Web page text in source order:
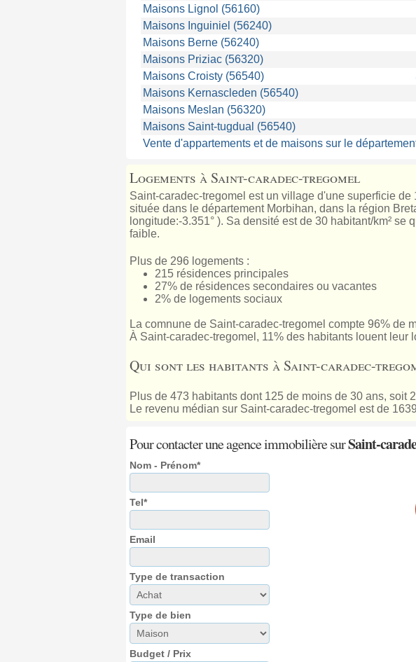
Maisons Lignol (56160)
Maisons Inguiniel (56240)
Maisons Berne (56240)
Maisons Priziac (56320)
Maisons Croisty (56540)
Maisons Kernascleden (56540)
Maisons Meslan (56320)
Maisons Saint-tugdual (56540)
Vente d'appartements et de maisons sur le
Logements à Saint-caradec-tregomel
Saint-caradec-tregomel est un village d'une superficie de
située dans le département Morbihan, dans la région
longitude:-3.351° ). Sa densité est de 30 habitant/km² se
faible.
Plus de 296 logements :
215 résidences principales
27% de résidences secondaires ou vacantes
2% de logements sociaux
La comnune de Saint-caradec-tregomel compte 96% de
À Saint-caradec-tregomel, 11% des habitants louent leur
Qui sont les habitants à Saint-caradec-
Plus de 473 habitants dont 125 de moins de 30 ans, soit
Le revenu médian sur Saint-caradec-tregomel est de
Pour contacter une agence immobilière surSaint-
Nom - Prénom*
Tel*
Email
Type de transaction
Type de bien
Budget / Prix